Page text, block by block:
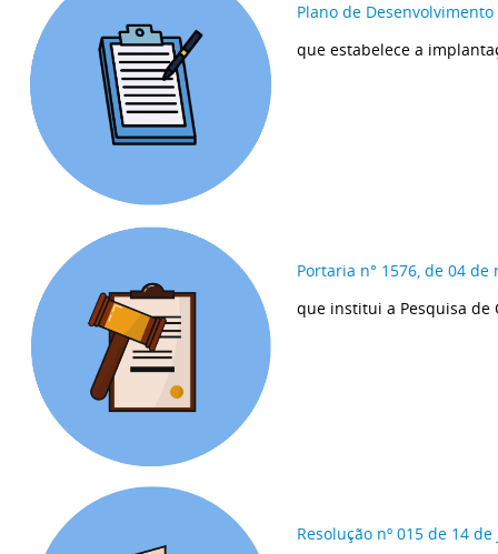
Plano de
que estabelece a
Portaria n° 1576, de 04 de
que institui a Pesquisa de
Resolução nº 015 de 14